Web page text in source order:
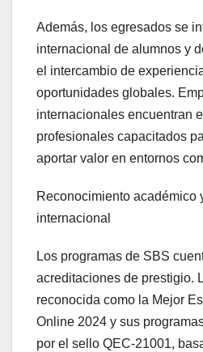
Además, los egresados se
internacional de alumnos y
el intercambio de
oportunidades globales.
internacionales encuentran
profesionales capacitados
aportar valor en entornos
Reconocimiento académico
internacional
Los programas de SBS
acreditaciones de prestigio.
reconocida como la Mejor
Online 2024 y sus
por el sello QEC-21001,